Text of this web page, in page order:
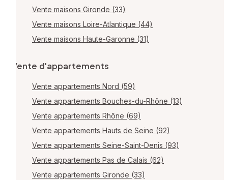
Vente maisons Gironde (33)
Vente maisons Loire-Atlantique (44)
Vente maisons Haute-Garonne (31)
Vente d'appartements
Vente appartements Nord (59)
Vente appartements Bouches-du-Rhône (13)
Vente appartements Rhône (69)
Vente appartements Hauts de Seine (92)
Vente appartements Seine-Saint-Denis (93)
Vente appartements Pas de Calais (62)
Vente appartements Gironde (33)